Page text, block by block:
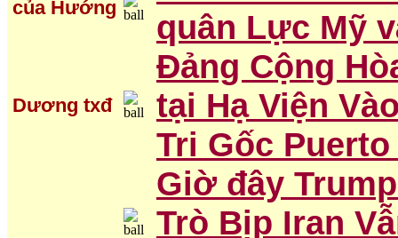
của Hướng
quân Lực Mỹ
Dương txđ
Đảng Cộng
tại Hạ Viện
Tri Gốc
Giờ đây
Trò Bịp Iran